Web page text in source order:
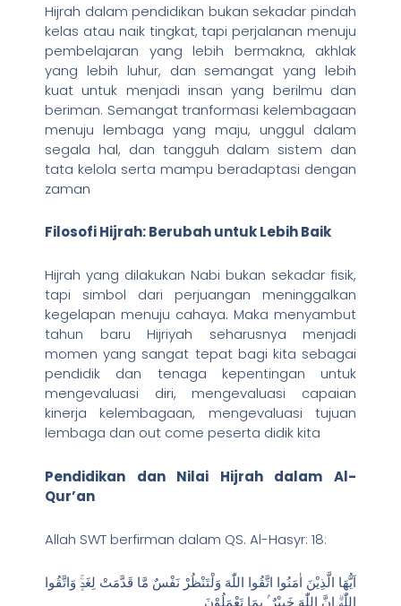
Hijrah dalam pendidikan bukan sekadar pindah
kelas atau naik tingkat, tapi perjalanan menuju
pembelajaran yang lebih bermakna, akhlak
yang lebih luhur, dan semangat yang lebih
kuat untuk menjadi insan yang berilmu dan
beriman. Semangat tranformasi kelembagaan
menuju lembaga yang maju, unggul dalam
segala hal, dan tangguh dalam sistem dan
tata kelola serta mampu beradaptasi dengan
zaman
Filosofi Hijrah: Berubah untuk Lebih Baik
Hijrah yang dilakukan Nabi bukan sekadar fisik,
tapi simbol dari perjuangan meninggalkan
kegelapan menuju cahaya. Maka menyambut
tahun baru Hijriyah seharusnya menjadi
momen yang sangat tepat bagi kita sebagai
pendidik dan tenaga kepentingan untuk
mengevaluasi diri, mengevaluasi capaian
kinerja kelembagaan, mengevaluasi tujuan
lembaga dan out come peserta didik kita
Pendidikan dan Nilai Hijrah dalam Al-
Qur’an
Allah SWT berfirman dalam QS. Al-Hasyr: 18:
اَيُّهَا الَّذِيْنَ اٰمَنُوا اتَّقُوا اللّٰهَ وَلْتَنْظُرْ نَفْسٌ مَّا قَدَّمَتْ لِغَدٍۚ وَاتَّقُوا
اللّٰهَۗ اِنَّ اللّٰهَ خَبِيْرٌ ۢ بِمَا تَعْمَلُوْنَ